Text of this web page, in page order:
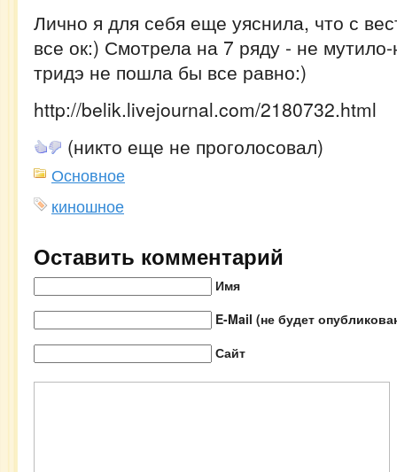
Лично я для себя еще уяснила, что с
все ок:) Смотрела на 7 ряду - не
тридэ не пошла бы все равно:)
http://belik.livejournal.com/2180732.html
(никто еще не проголосовал)
Основное
киношное
Оставить комментарий
Имя
E-Mail (не будет
Сайт